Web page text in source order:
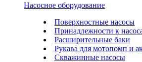
Насосное оборудование
Поверхностные насосы
Принадлежности к
Расширительные баки
Рукава для мотопомп и
Скважинные насосы